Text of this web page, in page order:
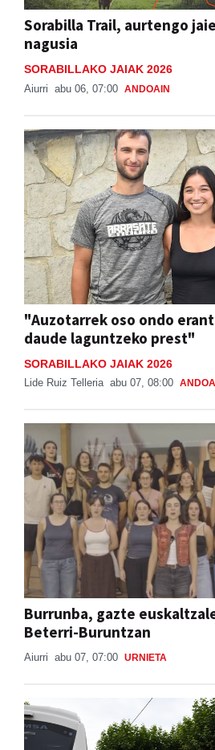
Sorabilla Trail, aurtengo
nagusia
SORABILLAKO JAIAK 2026
Aiurri abu 06, 07:00 ANDOAIN
"Auzotarrek oso ondo
daude laguntzeko prest"
SORABILLAKO JAIAK 2026
Lide Ruiz Telleria abu 07, 08:00
Burrunba, gazte
Beterri-Buruntzan
Aiurri abu 07, 07:00 URNIETA